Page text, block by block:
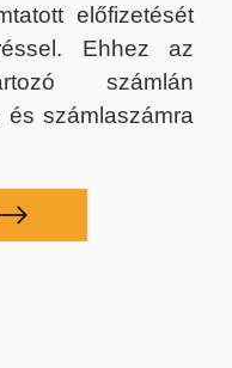
előfizetését
Ehhez az
számlán
számlaszámra